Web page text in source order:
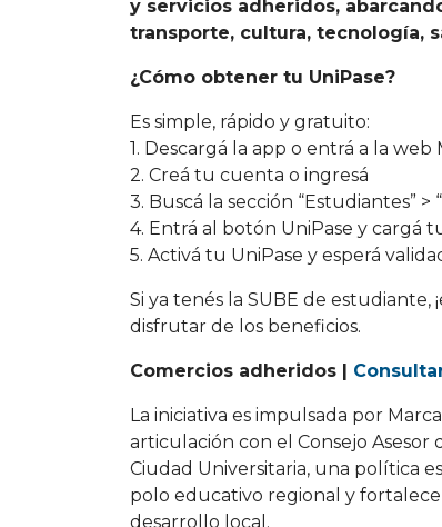
y servicios adheridos,
transporte, cultura, tecnología,
¿Cómo obtener tu UniPase?
Es simple, rápido y gratuito:
1. Descargá la app o entrá a la web
2. Creá tu cuenta o ingresá
3. Buscá la sección “Estudiantes” >
4. Entrá al botón UniPase y cargá
5. Activá tu UniPase y esperá
Si ya tenés la SUBE de estudiante,
disfrutar de los beneficios.
Comercios adheridos |
La iniciativa es impulsada por
articulación con el Consejo Asesor
Ciudad Universitaria, una política
polo educativo regional y
desarrollo local.